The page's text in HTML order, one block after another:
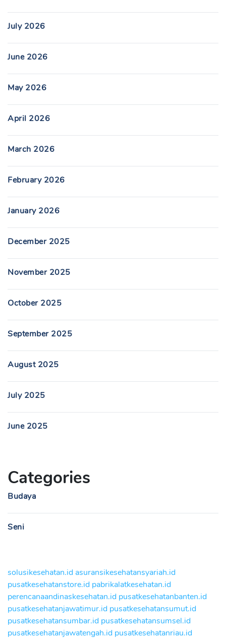
July 2026
June 2026
May 2026
April 2026
March 2026
February 2026
January 2026
December 2025
November 2025
October 2025
September 2025
August 2025
July 2025
June 2025
Categories
Budaya
Seni
solusikesehatan.id asuransikesehatansyariah.id
pusatkesehatanstore.id pabrikalatkesehatan.id
perencanaandinaskesehatan.id pusatkesehatanbanten.id
pusatkesehatanjawatimur.id pusatkesehatansumut.id
pusatkesehatansumbar.id pusatkesehatansumsel.id
pusatkesehatanjawatengah.id pusatkesehatanriau.id